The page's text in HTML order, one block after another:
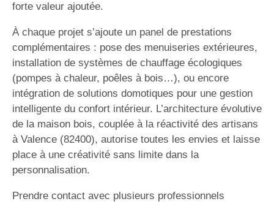
forte valeur ajoutée.
À chaque projet s’ajoute un panel de prestations
complémentaires : pose des menuiseries extérieures,
installation de systèmes de chauffage écologiques
(pompes à chaleur, poêles à bois…), ou encore
intégration de solutions domotiques pour une gestion
intelligente du confort intérieur. L’architecture évolutive
de la maison bois, couplée à la réactivité des artisans
à Valence (82400), autorise toutes les envies et laisse
place à une créativité sans limite dans la
personnalisation.
Prendre contact avec plusieurs professionnels